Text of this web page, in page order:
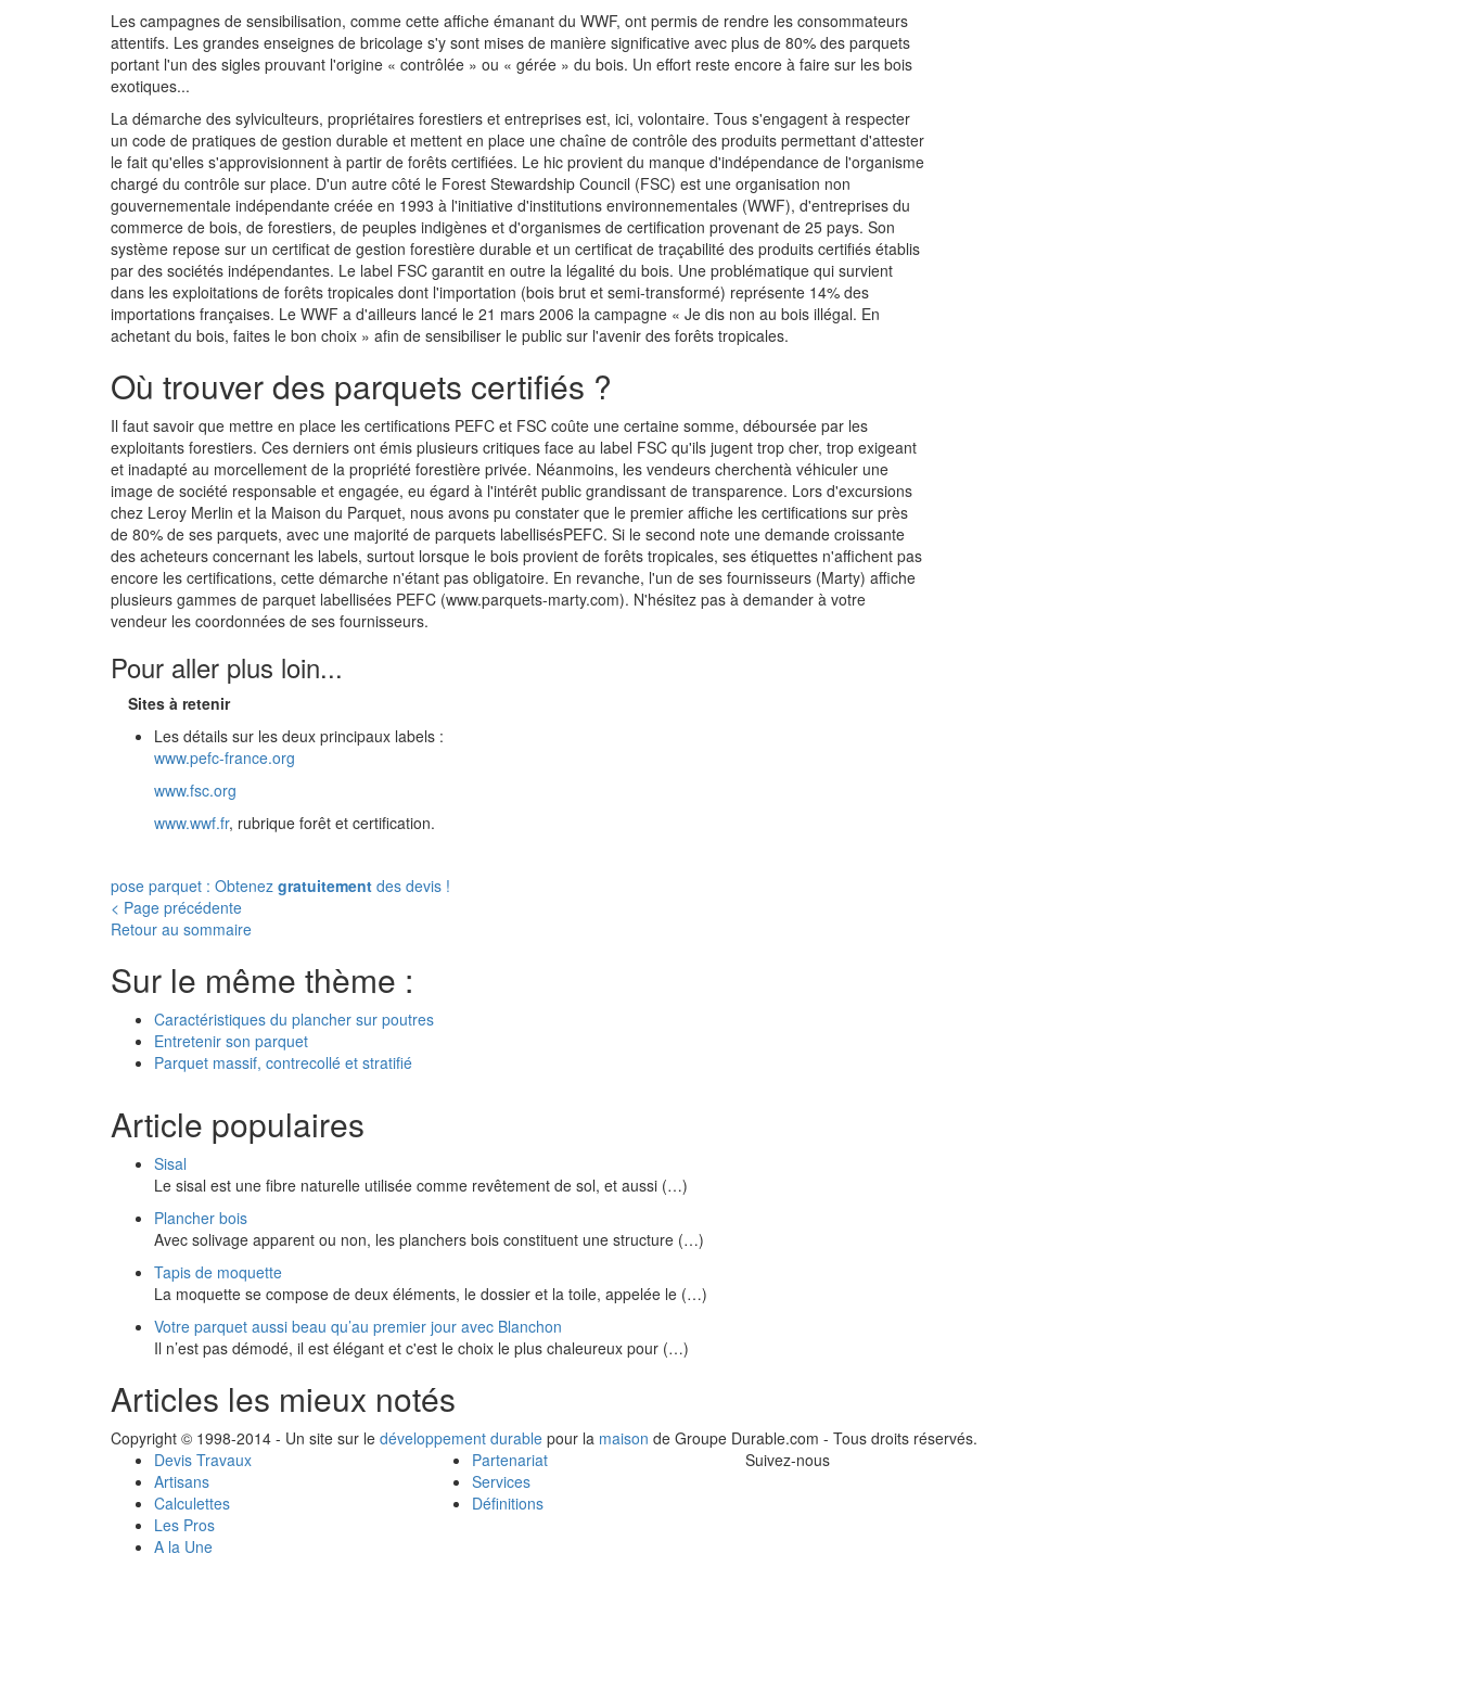
Les campagnes de sensibilisation, comme cette affiche émanant du WWF, ont permis de rendre les consommateurs
attentifs. Les grandes enseignes de bricolage s'y sont mises de manière significative avec plus de 80% des parquets
portant l'un des sigles prouvant l'origine « contrôlée » ou « gérée » du bois. Un effort reste encore à faire sur les bois
exotiques...
La démarche des sylviculteurs, propriétaires forestiers et entreprises est, ici, volontaire. Tous s'engagent à respecter
un code de pratiques de gestion durable et mettent en place une chaîne de contrôle des produits permettant d'attester
le fait qu'elles s'approvisionnent à partir de forêts certifiées. Le hic provient du manque d'indépendance de l'organisme
chargé du contrôle sur place. D'un autre côté le Forest Stewardship Council (FSC) est une organisation non
gouvernementale indépendante créée en 1993 à l'initiative d'institutions environnementales (WWF), d'entreprises du
commerce de bois, de forestiers, de peuples indigènes et d'organismes de certification provenant de 25 pays. Son
système repose sur un certificat de gestion forestière durable et un certificat de traçabilité des produits certifiés établis
par des sociétés indépendantes. Le label FSC garantit en outre la légalité du bois. Une problématique qui survient
dans les exploitations de forêts tropicales dont l'importation (bois brut et semi-transformé) représente 14% des
importations françaises. Le WWF a d'ailleurs lancé le 21 mars 2006 la campagne « Je dis non au bois illégal. En
achetant du bois, faites le bon choix » afin de sensibiliser le public sur l'avenir des forêts tropicales.
Où trouver des parquets certifiés ?
Il faut savoir que mettre en place les certifications PEFC et FSC coûte une certaine somme, déboursée par les
exploitants forestiers. Ces derniers ont émis plusieurs critiques face au label FSC qu'ils jugent trop cher, trop exigeant
et inadapté au morcellement de la propriété forestière privée. Néanmoins, les vendeurs cherchentà véhiculer une
image de société responsable et engagée, eu égard à l'intérêt public grandissant de transparence. Lors d'excursions
chez Leroy Merlin et la Maison du Parquet, nous avons pu constater que le premier affiche les certifications sur près
de 80% de ses parquets, avec une majorité de parquets labellisésPEFC. Si le second note une demande croissante
des acheteurs concernant les labels, surtout lorsque le bois provient de forêts tropicales, ses étiquettes n'affichent pas
encore les certifications, cette démarche n'étant pas obligatoire. En revanche, l'un de ses fournisseurs (Marty) affiche
plusieurs gammes de parquet labellisées PEFC (www.parquets-marty.com). N'hésitez pas à demander à votre
vendeur les coordonnées de ses fournisseurs.
Pour aller plus loin...
Sites à retenir
Les détails sur les deux principaux labels :
www.pefc-france.org
www.fsc.org
www.wwf.fr, rubrique forêt et certification.
pose parquet : Obtenez gratuitement des devis !
< Page précédente
Retour au sommaire
Sur le même thème :
Caractéristiques du plancher sur poutres
Entretenir son parquet
Parquet massif, contrecollé et stratifié
Article populaires
Sisal
Le sisal est une fibre naturelle utilisée comme revêtement de sol, et aussi (…)
Plancher bois
Avec solivage apparent ou non, les planchers bois constituent une structure (…)
Tapis de moquette
La moquette se compose de deux éléments, le dossier et la toile, appelée le (…)
Votre parquet aussi beau qu’au premier jour avec Blanchon
Il n’est pas démodé, il est élégant et c'est le choix le plus chaleureux pour (…)
Articles les mieux notés
Copyright © 1998-2014 - Un site sur le développement durable pour la maison de Groupe Durable.com - Tous droits réservés.
Devis Travaux
Artisans
Calculettes
Les Pros
A la Une
Partenariat
Services
Définitions
Suivez-nous